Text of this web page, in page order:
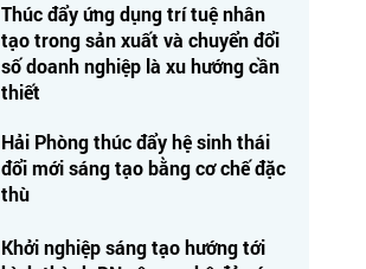
Thúc đẩy ứng dụng trí tuệ nhân
tạo trong sản xuất và chuyển đổi
số doanh nghiệp là xu hướng cần
thiết
Hải Phòng thúc đẩy hệ sinh thái
đổi mới sáng tạo bằng cơ chế đặc
thù
Khởi nghiệp sáng tạo hướng tới